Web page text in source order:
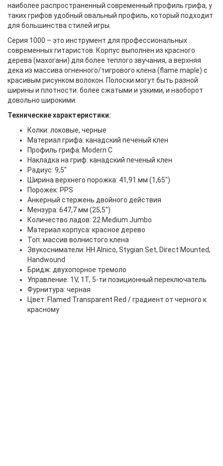
наиболее распространенный современный профиль грифа, у
таких грифов удобный овальный профиль, который подходит
для большинства стилей игры.
Серия 1000 – это инструмент для профессиональных
современных гитаристов. Корпус выполнен из красного
дерева (махогани) для более теплого звучания, а верхняя
дека из массива огненного/тигрового клена (flame maple) с
красивым рисунком волокон. Полоски могут быть разной
ширины и плотности: более сжатыми и узкими, и наоборот
довольно широкими.
Технические характеристики:
Колки: локовые, черные
Материал грифа: канадский печеный клен
Профиль грифа: Modern C
Накладка на гриф: канадский печеный клен
Радиус: 9,5"
Ширина верхнего порожка: 41,91 мм (1,65")
Порожек: PPS
Анкерный стержень двойного действия
Мензура: 647,7 мм (25,5")
Количество ладов: 22 Medium Jumbo
Материал корпуса: красное дерево
Топ: массив волнистого клена
Звукосниматели: HH Alnico, Stygian Set, Direct Mounted,
Handwound
Бридж: двухопорное тремоло
Управление: 1V, 1T, 5-ти позиционный переключатель
Фурнитура: черная
Цвет: Flamed Transparent Red / градиент от черного к
красному